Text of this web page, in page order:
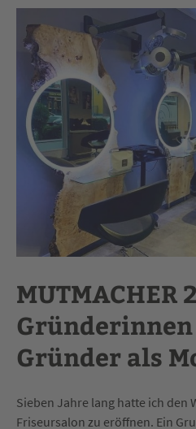
MUTMACHER
Gründer als
Sieben Jahre lang hatte ich den
Friseursalon zu eröffnen. Ein